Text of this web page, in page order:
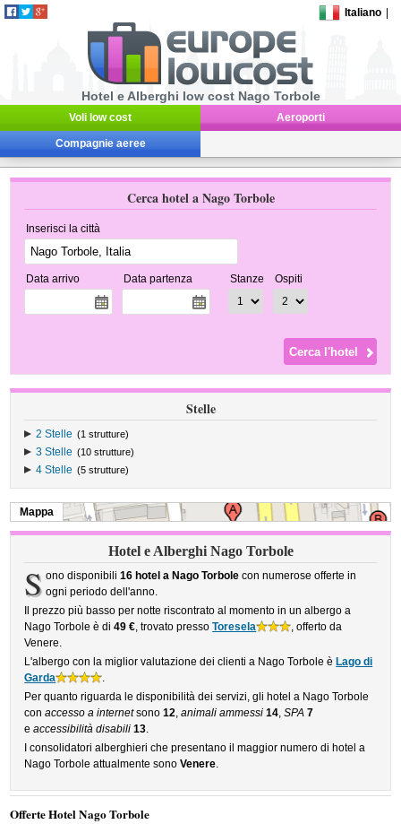
Italiano
Hotel e Alberghi low cost Nago Torbole
Voli low cost Aeroporti
Compagnie aeree
Cerca hotel a Nago Torbole
Inserisci la città
Data arrivo Data partenza Stanze Ospiti
Stelle
2 Stelle (1 strutture)
3 Stelle (10 strutture)
4 Stelle (5 strutture)
Mappa
Hotel e Alberghi Nago Torbole
S ono disponibili 16 hotel a Nago Torbolecon numerose offerte in
ogni periodo dell'anno.
Il prezzo più basso per notte riscontrato al momento in un albergo a
Nago Torbole è di49 €, trovato pressoToresela
, offerto da
Venere.
L'albergo con la miglior valutazione dei clienti a Nago Torbole è Lago di
Garda
.
Per quanto riguarda le disponibilità dei servizi, gli hotel a Nago Torbole
conaccesso a internetsono12,animali ammessi 14,SPA 7
eaccessibilità disabili 13.
I consolidatori alberghieri che presentano il maggior numero di hotel a
Nago Torbole attualmente sonoVenere.
Offerte Hotel Nago Torbole